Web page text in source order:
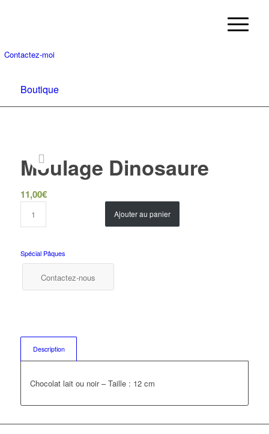
Contactez-moi
Boutique
Moulage Dinosaure
11,00€
Ajouter au panier
Spécial Pâques
Contactez-nous
Description
Chocolat lait ou noir – Taille : 12 cm